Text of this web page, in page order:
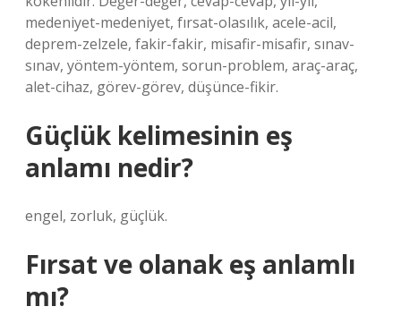
medeniyet-medeniyet, fırsat-olasılık, acele-acil,
deprem-zelzele, fakir-fakir, misafir-misafir, sınav-
sınav, yöntem-yöntem, sorun-problem, araç-araç,
alet-cihaz, görev-görev, düşünce-fikir.
Güçlük kelimesinin eş
anlamı nedir?
engel, zorluk, güçlük.
Fırsat ve olanak eş anlamlı
mı?